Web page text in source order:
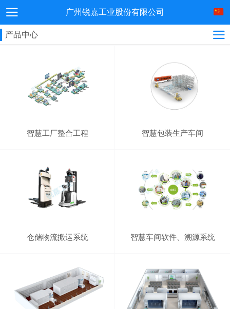
广州锐嘉工业股份有限公司
产品中心
智慧工厂整合工程 智慧包装生产车间
仓储物流搬运系统 智慧车间软件、溯源系统